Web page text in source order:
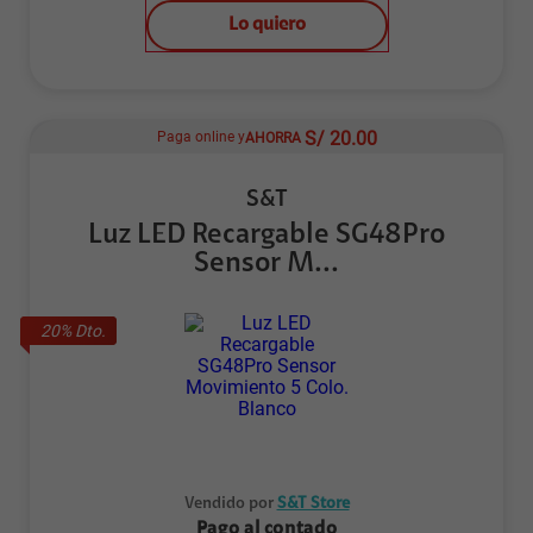
Lo quiero
20% Dto.
Paga online yAHORRA S/ 20.00
S&T
Luz LED Recargable SG48Pro
Sensor M...
Vendido por S&T Store